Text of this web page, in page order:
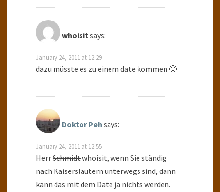
whoisitsays:
January 24, 2011 at 12:29
dazu müsste es zu einem date kommen 🙂
Doktor Peh says:
January 24, 2011 at 12:55
HerrSchmidtwhoisit, wenn Sie ständig
nach Kaiserslautern unterwegs sind, dann
kann das mit dem Date ja nichts werden.